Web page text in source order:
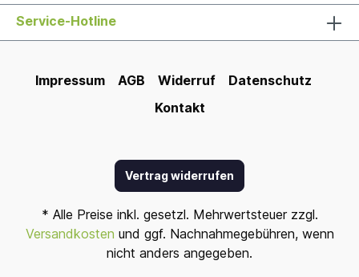
Service-Hotline
Impressum AGB Widerruf
Datenschutz
Kontakt
Vertrag widerrufen
* Alle Preise inkl. gesetzl. Mehrwertsteuer zzgl.
Versandkosten und ggf. Nachnahmegebühren, wenn
nicht anders angegeben.